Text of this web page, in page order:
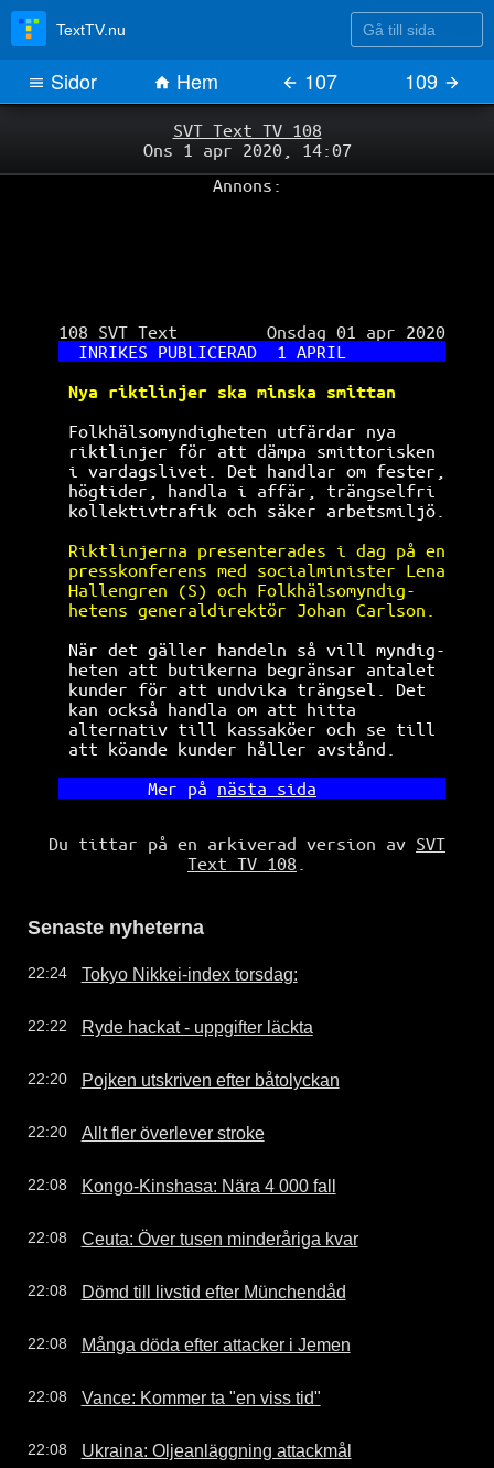
SVT Text TV 108
Ons 1 apr 2020, 14:07
Annons:
108 SVT Text         Onsdag 01 apr 2020
INRIKES PUBLICERAD  1 APRIL
Nya riktlinjer ska minska smittan
Folkhälsomyndigheten utfärdar nya
riktlinjer för att dämpa smittorisken
i vardagslivet. Det handlar om fester,
högtider, handla i affär, trängselfri
kollektivtrafik och säker arbetsmiljö.
Riktlinjerna presenterades i dag på en
presskonferens med socialminister Lena
Hallengren (S) och Folkhälsomyndig-
hetens generaldirektör Johan Carlson.
När det gäller handeln så vill myndig-
heten att butikerna begränsar antalet
kunder för att undvika trängsel. Det
kan också handla om att hitta
alternativ till kassaköer och se till
att köande kunder håller avstånd.
       Mer på
nästa sida
Du tittar på en arkiverad version av SVT
Text TV 108
Senaste nyheterna
22:24 Tokyo Nikkei-index torsdag:
22:22 Ryde hackat - uppgifter läckta
22:20 Pojken utskriven efter båtolyckan
22:20 Allt fler överlever stroke
22:08 Kongo-Kinshasa: Nära 4 000 fall
22:08 Ceuta: Över tusen minderåriga kvar
22:08 Dömd till livstid efter Münchendåd
22:08 Många döda efter attacker i Jemen
22:08 Vance: Kommer ta "en viss tid"
22:08 Ukraina: Oljeanläggning attackmål
TextTV.nu Gå till sida
Sidor Hem 107 109